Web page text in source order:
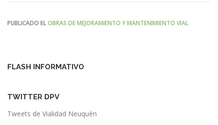
PUBLICADO ELOBRAS DE MEJORAMIENTO Y MANTENIMIENTO VIAL
FLASH INFORMATIVO
TWITTER DPV
Tweets de Vialidad Neuquén